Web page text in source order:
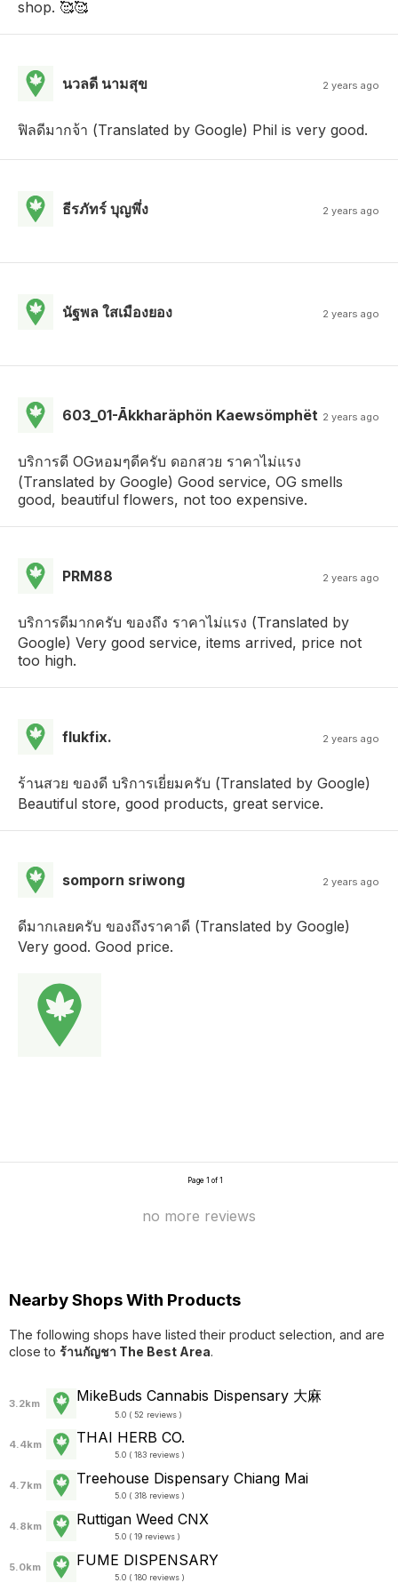
shop. 🥰🥰
นวลดี นามสุข 2 years ago
ฟิลดีมากจ้า (Translated by Google) Phil is very good.
ธีรภัทร์ บุญพึ่ง 2 years ago
นัฐพล ใสเมืองยอง 2 years ago
603_01-Ākkharäphön Kaewsömphët 2 years ago
บริการดี OGหอมๆดีครับ ดอกสวย ราคาไม่แรง
(Translated by Google) Good service, OG smells
good, beautiful flowers, not too expensive.
PRM88 2 years ago
บริการดีมากครับ ของถึง ราคาไม่แรง (Translated by
Google) Very good service, items arrived, price not
too high.
flukfix. 2 years ago
ร้านสวย ของดี บริการเยี่ยมครับ (Translated by Google)
Beautiful store, good products, great service.
somporn sriwong 2 years ago
ดีมากเลยครับ ของถึงราคาดี (Translated by Google)
Very good. Good price.
Page 1 of 1
no more reviews
Nearby Shops With Products
The following shops have listed their product selection, and are
close to ร้านกัญชา The Best Area.
3.2km MikeBuds Cannabis Dispensary 大麻
5.0 ( 52 reviews )
4.4km THAI HERB CO.
5.0 ( 183 reviews )
4.7km Treehouse Dispensary Chiang Mai
5.0 ( 318 reviews )
4.8km Ruttigan Weed CNX
5.0 ( 19 reviews )
5.0km FUME DISPENSARY
5.0 ( 180 reviews )